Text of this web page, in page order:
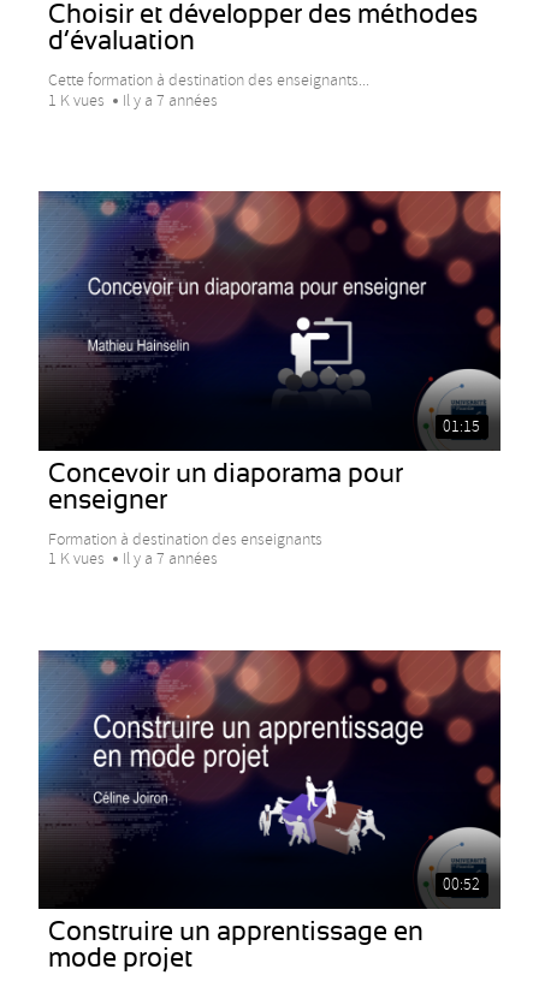
Choisir et développer des méthodes
d’évaluation
Cette formation à destination des enseignants...
1 K vues
Il y a 7 années
01:15
Concevoir un diaporama pour
enseigner
Formation à destination des enseignants
1 K vues
Il y a 7 années
00:52
Construire un apprentissage en
mode projet